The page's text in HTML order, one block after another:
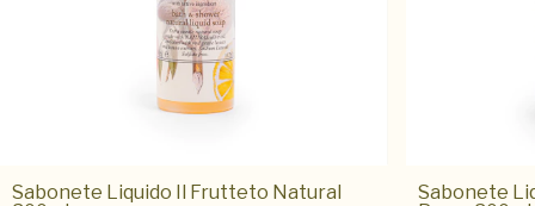
Sabonete Liquido Il Frutteto Natural
Sabonete